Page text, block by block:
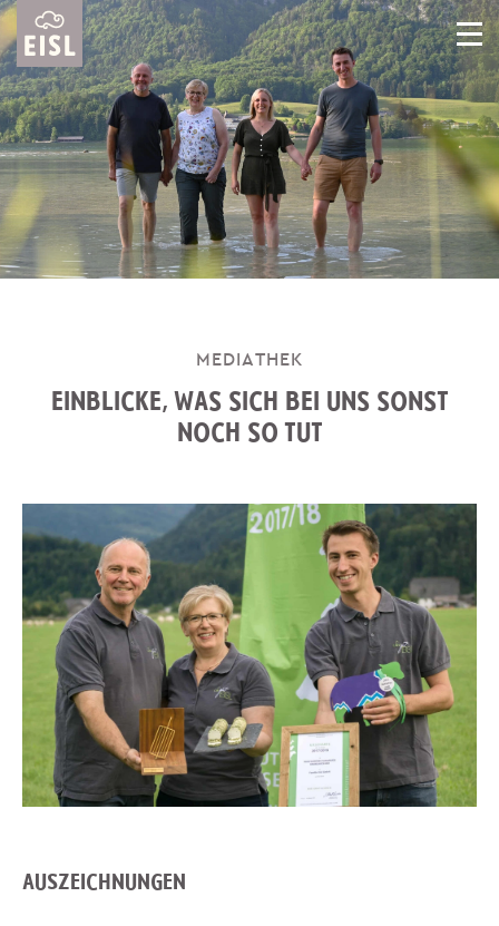
MEDIATHEK
EINBLICKE, WAS SICH BEI UNS SONST
NOCH SO TUT
AUSZEICHNUNGEN